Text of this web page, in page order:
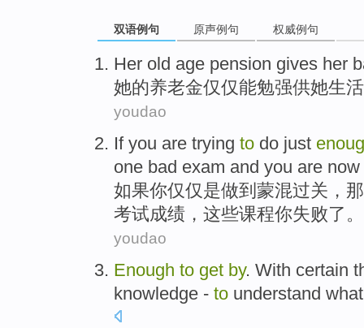
双语例句 原声例句 权威例句
Her old age pension gives her
她的养老金仅仅能勉强供她生
youdao
If you are trying to do just
one bad exam and you are now
如果你仅仅是做到 蒙混过关，
考试成绩 ， 这些课程你失败了。
youdao
Enough to get by. With certain
knowledge - to understand what